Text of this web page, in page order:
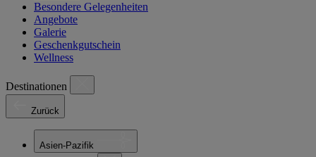
Besondere Gelegenheiten
Angebote
Galerie
Geschenkgutschein
Wellness
Destinationen
Zurück
Asien-Pazifik